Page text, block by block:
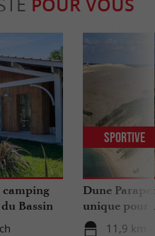
POUR VOUS
camping
Bassin
Dune
unique pour
Gironde
11,9 km -
Sportive